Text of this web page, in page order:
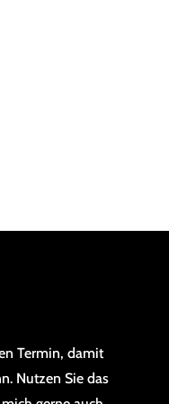
Termin, damit
Nutzen Sie das